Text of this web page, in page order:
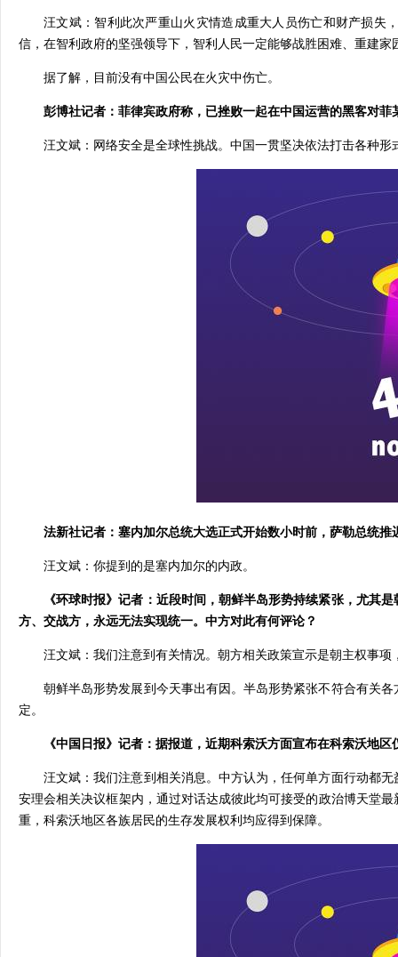
汪文斌：智利此次严重山火灾情造成重大人员伤亡和财产损失
信，在智利政府的坚强领导下，智利人民一定能够战胜困难、重建家
据了解，目前没有中国公民在火灾中伤亡。
彭博社记者：菲律宾政府称，已挫败一起在中国运营的黑客对
汪文斌：网络安全是全球性挑战。中国一贯坚决依法打击各种
法新社记者：塞内加尔总统大选正式开始数小时前，萨勒总统
汪文斌：你提到的是塞内加尔的内政。
《环球时报》记者：近段时间，朝鲜半岛形势持续紧张，尤其
方、交战方，永远无法实现统一。中方对此有何评论？
汪文斌：我们注意到有关情况。朝方相关政策宣示是朝主权事项
朝鲜半岛形势发展到今天事出有因。半岛形势紧张不符合有关
定。
《中国日报》记者：据报道，近期科索沃方面宣布在科索沃地
汪文斌：我们注意到相关消息。中方认为，任何单方面行动都
安理会相关决议框架内，通过对话达成彼此均可接受的政治博天堂
重，科索沃地区各族居民的生存发展权利均应得到保障。